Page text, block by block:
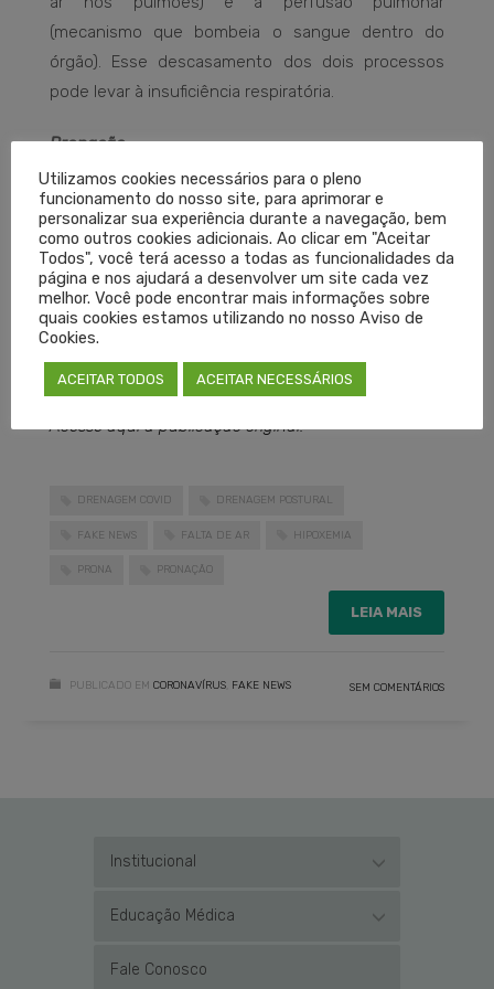
(mecanismo que bombeia o sangue dentro do
órgão). Esse descasamento dos dois processos
pode levar à insuficiência respiratória.
Pronação
Os especialistas consultados ressaltaram ainda
que a drenagem postural não deve ser confundida
com aposição prona, uma manobra utilizada para
combater a hipoxemia nos pacientes com
síndrome do desconforto respiratório agudo. Nela,
o paciente é deitado de bruços, em ângulo
diferente, para aumentar o fluxo de oxigênio.
Acesse aqui a publicação original.
DRENAGEM COVID DRENAGEM POSTURAL
FAKE NEWS FALTA DE AR HIPOXEMIA
PRONA PRONAÇÃO
LEIA MAIS
PUBLICADO EM CORONAVÍRUS FAKE NEWS SEM COMENTÁRIOS
Institucional
Educação Médica
Fale Conosco
Utilizamos cookies necessários para o pleno
funcionamento do nosso site, para aprimorar e
personalizar sua experiência durante a navegação, bem
como outros cookies adicionais. Ao clicar em "Aceitar
Todos", você terá acesso a todas as funcionalidades da
página e nos ajudará a desenvolver um site cada vez
melhor. Você pode encontrar mais informações sobre
quais cookies estamos utilizando no nosso Aviso de
Cookies.
ACEITAR TODOS ACEITAR NECESSÁRIOS